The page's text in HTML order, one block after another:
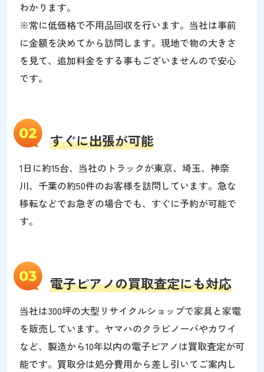
わかります。
※常に低価格で不用品回収を行います。当社は事前
に金額を決めてから訪問します。現地で物の大きさ
を見て、追加料金をする事もございませんので安心
です。
02 すぐに出張が可能
1日に約15台、当社のトラックが東京、埼玉、神奈
川、千葉の約50件のお客様を訪問しています。急な
移転などでお急ぎの場合でも、すぐに予約が可能で
す。
03 電子ピアノの買取査定にも対応
当社は300坪の大型リサイクルショップで家具と家電
を販売しています。ヤマハのクラビノーバやカワイ
など、製造から10年以内の電子ピアノは買取査定が可
能です。買取分は処分費用から差し引いてご案内し